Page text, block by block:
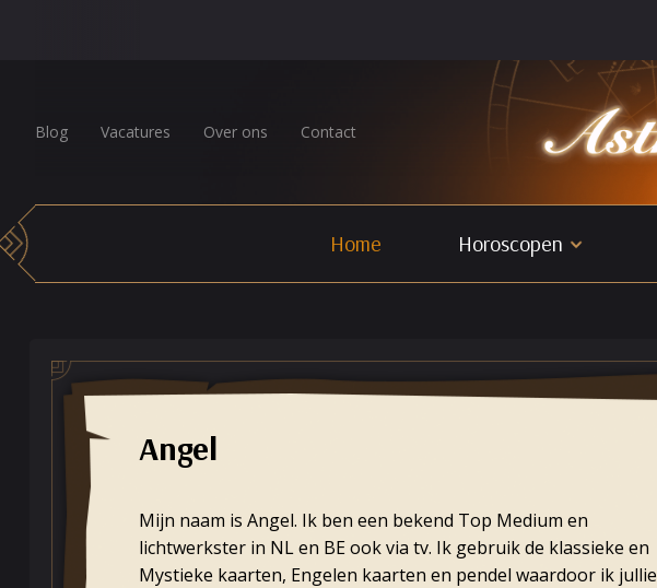
Blog Vacatures Over ons Contact
Home Horoscopen
Angel
Mijn naam is Angel. Ik ben een bekend Top Medium en
lichtwerkster in NL en BE ook via tv. Ik gebruik de klassieke en
Mystieke kaarten, Engelen kaarten en pendel waardoor ik jullie